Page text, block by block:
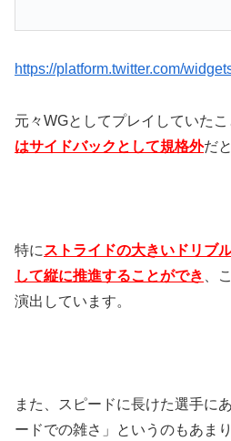
https://platform.twitter.com/
元々WGとしてプレイしていた
はサイドバックとして規格外だ
特に ストライドの大きいドリブ
して縦に推進することができ
、
演出しています。
また、スピードに長けた選手に
ードでの雑さ」というのもあま